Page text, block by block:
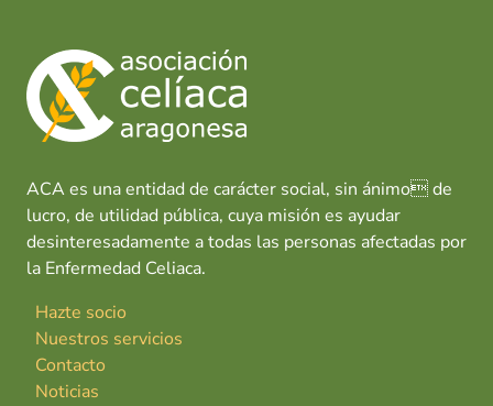
ACA es una entidad de carácter social, sin ánimo de
lucro, de utilidad pública, cuya misión es ayudar
desinteresadamente a todas las personas afectadas por
la Enfermedad Celiaca.
Hazte socio
Nuestros servicios
Contacto
Noticias